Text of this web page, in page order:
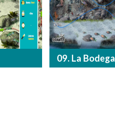
09. La Bodega